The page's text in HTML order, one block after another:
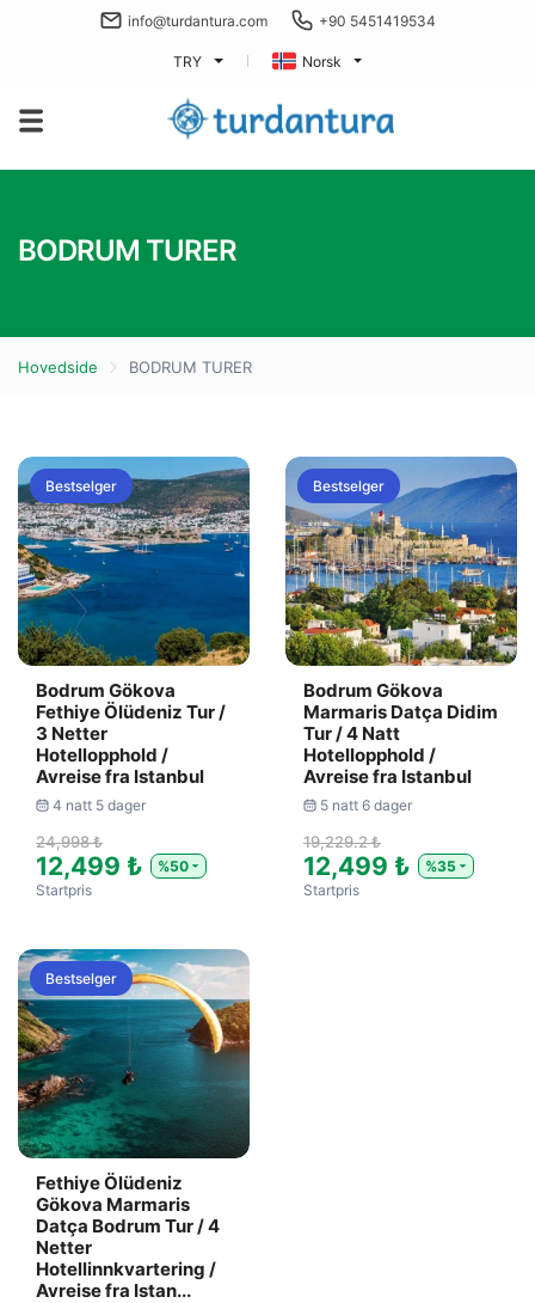
info@turdantura.com +90 5451419534
TRY Norsk
BODRUM TURER
Hovedside BODRUM TURER
Bestselger
Bodrum Gökova
Fethiye Ölüdeniz Tur /
3 Netter
Hotellopphold /
Avreise fra Istanbul
4 natt 5 dager
24,998 ₺
12,499 ₺
%50
Startpris
Bestselger
Bodrum Gökova
Marmaris Datça Didim
Tur / 4 Natt
Hotellopphold /
Avreise fra Istanbul
5 natt 6 dager
19,229.2 ₺
12,499 ₺
%35
Startpris
Bestselger
Fethiye Ölüdeniz
Gökova Marmaris
Datça Bodrum Tur / 4
Netter
Hotellinnkvartering /
Avreise fra Istan...